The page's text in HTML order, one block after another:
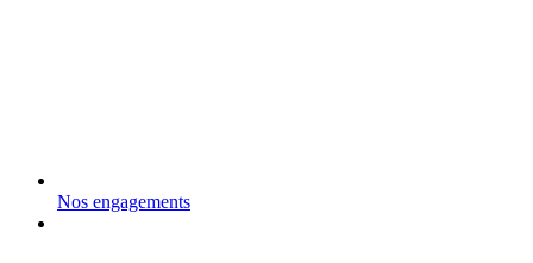
Nos engagements